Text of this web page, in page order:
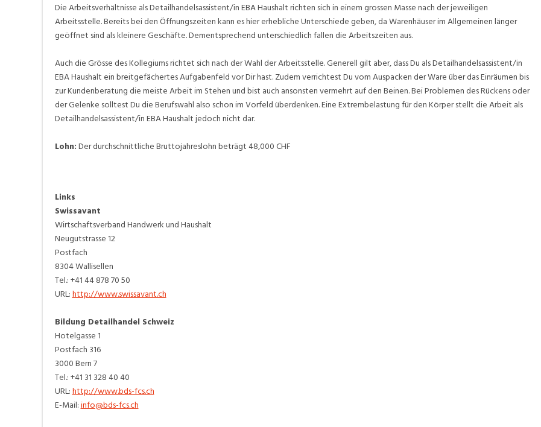
Die Arbeitsverhältnisse als Detailhandelsassistent/in EBA Haushalt richten sich in einem grossen Masse nach der jeweiligen
Arbeitsstelle. Bereits bei den Öffnungszeiten kann es hier erhebliche Unterschiede geben, da Warenhäuser im Allgemeinen länger
geöffnet sind als kleinere Geschäfte. Dementsprechend unterschiedlich fallen die Arbeitszeiten aus.
Auch die Grösse des Kollegiums richtet sich nach der Wahl der Arbeitsstelle. Generell gilt aber, dass Du als Detailhandelsassistent/in
EBA Haushalt ein breitgefächertes Aufgabenfeld vor Dir hast. Zudem verrichtest Du vom Auspacken der Ware über das Einräumen bis
zur Kundenberatung die meiste Arbeit im Stehen und bist auch ansonsten vermehrt auf den Beinen. Bei Problemen des Rückens oder
der Gelenke solltest Du die Berufswahl also schon im Vorfeld überdenken. Eine Extrembelastung für den Körper stellt die Arbeit als
Detailhandelsassistent/in EBA Haushalt jedoch nicht dar.
Lohn:Der durchschnittliche Bruttojahreslohn beträgt 48,000 CHF
Links
Swissavant
Wirtschaftsverband Handwerk und Haushalt
Neugutstrasse 12
Postfach
8304 Wallisellen
Tel.: +41 44 878 70 50
URL:http://www.swissavant.ch
Bildung Detailhandel Schweiz
Hotelgasse 1
Postfach 316
3000 Bern 7
Tel.: +41 31 328 40 40
URL:http://www.bds-fcs.ch
E-Mail:info@bds-fcs.ch